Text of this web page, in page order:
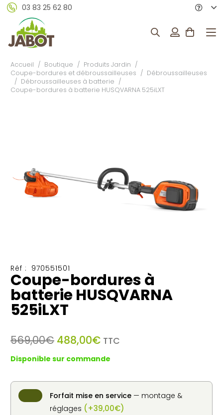
03 83 25 62 80
Accueil / Boutique / Produits Jardin /
Coupe-bordures et débroussailleuses / Débroussailleuses
/ Débroussailleuses à batterie /
Coupe-bordures à batterie HUSQVARNA 525iLXT
Réf : 970551501
Coupe-bordures à
batterie HUSQVARNA
525iLXT
569,00€ Le
initial
569,00€.
488,00€Le
actuel
488,00€.
TTC
Disponible sur commande
Forfait mise en service — montage &
réglages (+39,00€)